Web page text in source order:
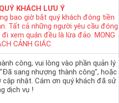
KHÁCH LƯU Ý
bao giờ bắt quý khách đóng tiền
Tất cả những người yêu cầu đóng
xem quán đều là lừa đảo. MONG
CẢNH GIÁC
công, vui lòng vào phần quản lý
sang nhượng thành công", hoặc
nhật. Cám ơn quý khách đã sử
dịch vụ !